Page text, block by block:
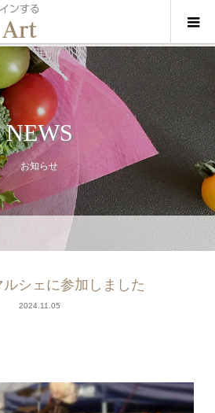
NEWS
お知らせ
ルシェに参加しました
2024.11.05